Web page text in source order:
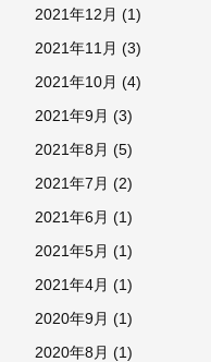
2021年12月 (1)
2021年11月 (3)
2021年10月 (4)
2021年9月 (3)
2021年8月 (5)
2021年7月 (2)
2021年6月 (1)
2021年5月 (1)
2021年4月 (1)
2020年9月 (1)
2020年8月 (1)